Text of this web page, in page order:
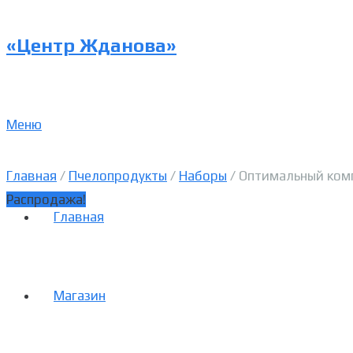
«Центр Жданова»
Меню
Главная
Магазин
Главная / Пчелопродукты / Наборы / Оптимальный
Распродажа!